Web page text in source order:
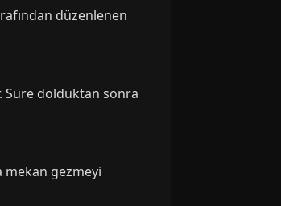
düzenlenen
Süre dolduktan sonra
mekan gezmeyi